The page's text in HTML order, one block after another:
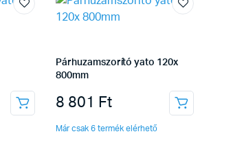
Párhuzamszorító yato 120x
800mm
8 801 Ft
Már csak 6 termék elérhető